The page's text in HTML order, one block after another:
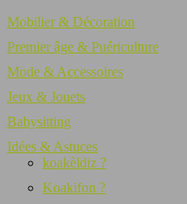
Mobilier & Décoration
Premier âge & Puériculture
Mode & Accessoires
Jeux & Jouets
Babysitting
Idées & Astuces
koakèldiz ?
Koakifon ?